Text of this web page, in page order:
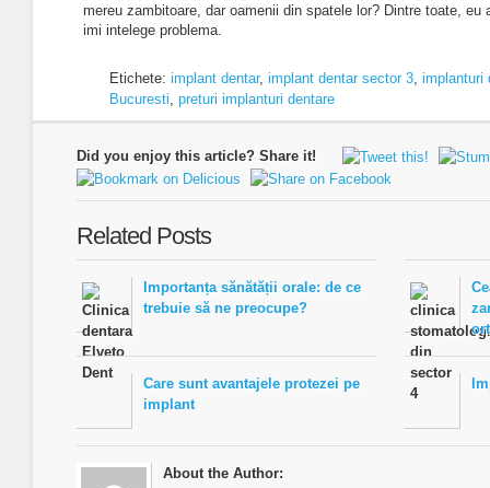
mereu zambitoare, dar oamenii din spatele lor? Dintre toate,
imi intelege problema.
Etichete: implant dentar, implant dentar sector 3, implanturi
Bucuresti, preturi implanturi dentare
Did you enjoy this article? Share it!
Related Posts
Importanța sănătății orale: de ce
trebuie să ne preocupe?
Care sunt avantajele protezei pe
implant
About the Author: